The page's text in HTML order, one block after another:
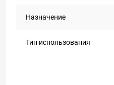
Назначение
Тип использования